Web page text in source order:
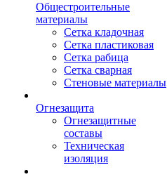
Общестроительные
материалы
Сетка кладочная
Сетка пластиковая
Сетка рабица
Сетка сварная
Стеновые материалы
Огнезащита
Огнезащитные
составы
Техническая
изоляция